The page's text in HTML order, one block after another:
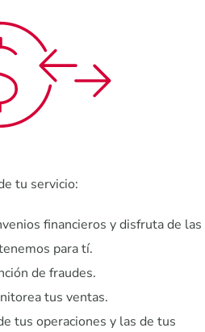
tu servicio:
financieros y disfruta de las
para tí.
de fraudes.
tus ventas.
tus operaciones y las de tus